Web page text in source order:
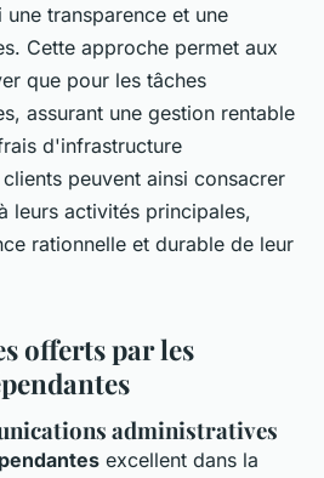
transparence et une
Cette approche permet aux
que pour les tâches
assurant une gestion rentable
d'infrastructure
peuvent ainsi consacrer
leurs activités principales,
rationnelle et durable de leur
offerts par les
administratives
excellent dans la